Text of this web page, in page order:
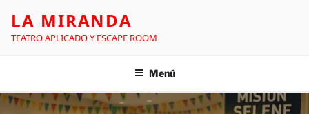
LA MIRANDA
TEATRO APLICADO Y ESCAPE ROOM
Menú